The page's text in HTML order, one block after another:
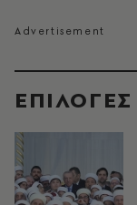
EΠΙΛΟΓΈΣ